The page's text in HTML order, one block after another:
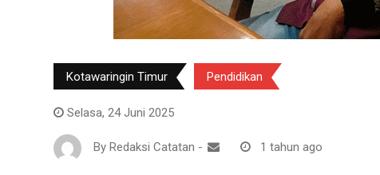
Kotawaringin Timur Pendidikan
Selasa, 24 Juni 2025
By Redaksi Catatan - 1 tahun ago